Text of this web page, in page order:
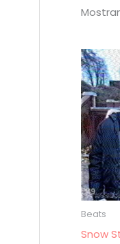
Beats
Snow